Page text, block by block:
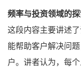
频率与投资领域的
这段内容主要讲述
能帮助客户解决问
户。讲者认为，每